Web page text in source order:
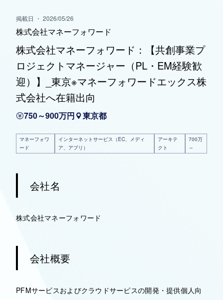
掲載日 ・ 2026/05/26
株式会社マネーフォワード
株式会社マネーフォワード：【共創事業プ
ロジェクトマネージャー（PL・EM経験歓
迎）】_東京※マネーフォワードエックス株
式会社へ在籍出向
750～900万円 東京都
マネーフォワ
ード
インターネットサービス（EC、メディ
ア、アプリ）
アーキテ
クト
700万
～
会社名
株式会社マネーフォワード
会社概要
PFMサービスおよびクラウドサービスの開発・提供個人向